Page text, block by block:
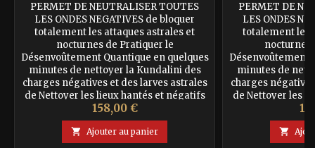
PERMET DE NEUTRALISER TOUTES
LES ONDES NEGATIVES de bloquer
totalement les attaques astrales et
nocturnes de Pratiquer le
Désenvoûtement Quantique en quelques
minutes de nettoyer la Kundalini des
charges négatives et des larves astrales
de Nettoyer les lieux hantés et négatifs
de pratiquer les soins quantiques pour
soulager, apaiser, soigner.Très efficace...
Prix
158,00 €
 Ajouter au panier
PERMET DE
LES ONDES
totalement les
nocturnes
Désenvoûtement
minutes de
charges
de Nettoyer les
de pratiquer les
soulager,
